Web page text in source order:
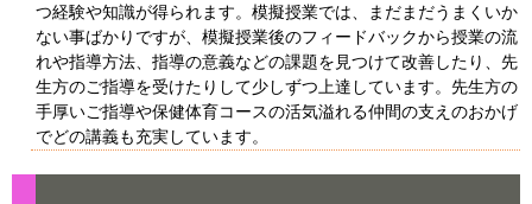
つ経験や知識が得られます。模擬授業では、まだまだうまくいか
ない事ばかりですが、模擬授業後のフィードバックから授業の流
れや指導方法、指導の意義などの課題を見つけて改善したり、先
生方のご指導を受けたりして少しずつ上達しています。先生方の
手厚いご指導や保健体育コースの活気溢れる仲間の支えのおかげ
でどの講義も充実しています。